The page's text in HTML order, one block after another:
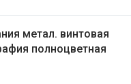
метал. винтовая
полноцветная